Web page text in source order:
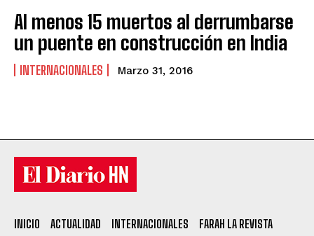
Al menos 15 muertos al derrumbarse
un puente en construcción en India
INTERNACIONALES Marzo 31, 2016
INICIO ACTUALIDAD INTERNACIONALES
FARAH LA REVISTA